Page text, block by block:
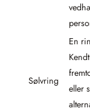
Sølvring
En
eller